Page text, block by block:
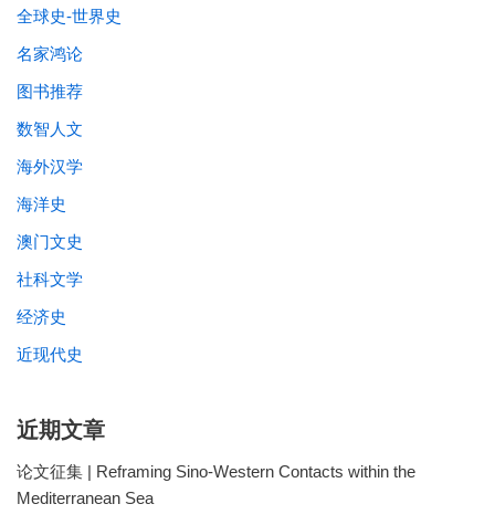
全球史-世界史
名家鸿论
图书推荐
数智人文
海外汉学
海洋史
澳门文史
社科文学
经济史
近现代史
近期文章
论文征集 | Reframing Sino-Western Contacts within the
Mediterranean Sea